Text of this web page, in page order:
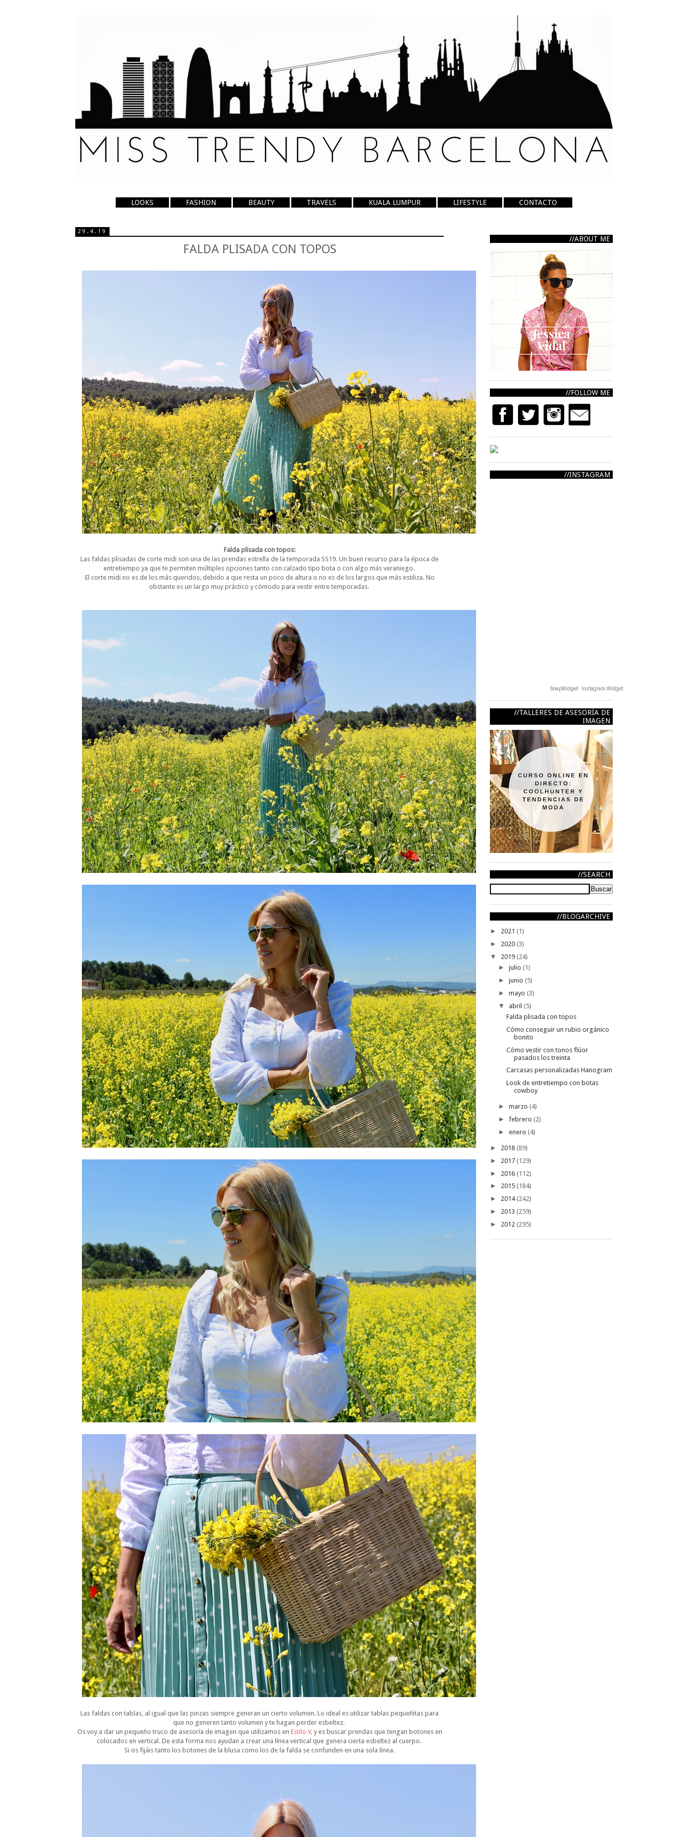
LOOKS FASHION BEAUTY TRAVELS KUALA LUMPUR LIFESTYLE CONTACTO
ABOUT ME
FOLLOW ME
INSTAGRAM
SnapWidget · Instagram Widget
TALLERES DE ASESORÍA DE
IMAGEN
SEARCH
BLOGARCHIVE
► 2021 (1)
► 2020 (3)
▼ 2019 (24)
► julio (1)
► junio (5)
► mayo (3)
▼ abril (5)
Falda plisada con topos
Cómo conseguir un rubio orgánico
bonito
Cómo vestir con tonos flúor
pasados los treinta
Carcasas personalizadas Hanogram
Look de entretiempo con botas
cowboy
► marzo (4)
► febrero (2)
► enero (4)
► 2018 (89)
► 2017 (129)
► 2016 (112)
► 2015 (184)
► 2014(242)
► 2013 (259)
► 2012 (295)
29.4.19
FALDA PLISADA CON TOPOS
Falda plisada con topos:
Las faldas plisadas de corte midi son una de las prendas estrella de la temporada SS19. Un buen recurso para la época de
entretiempo ya que te permiten múltiples opciones tanto con calzado tipo bota o con algo más veraniego.
El corte midi no es de los más queridos, debido a que resta un poco de altura o no es de los largos que más estiliza. No
obstante es un largo muy práctico y cómodo para vestir entre temporadas.
Las faldas con tablas, al igual que las pinzas siempre generan un cierto volumen. Lo ideal es utilizar tablas pequeñitas para
que no generen tanto volumen y te hagan perder esbeltez.
Os voy a dar un pequeño truco de asesoría de imagen que utilizamos en Estilo V,y es buscar prendas que tengan botones en
colocados en vertical. De esta forma nos ayudan a crear una línea vertical que genera cierta esbeltez al cuerpo.
Si os fijáis tanto los botones de la blusa como los de la falda se confunden en una sola línea.